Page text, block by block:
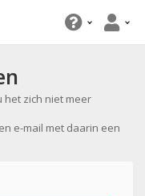
het zich niet meer
e-mail met daarin een